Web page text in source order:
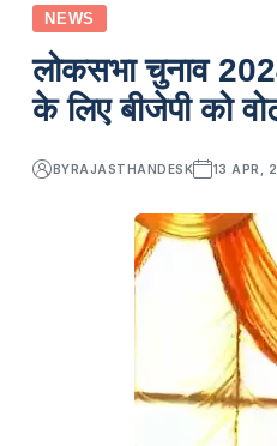
NEWS
लोकसभा चुनाव
के लिए बीजेपी को
BYRAJASTHANDESK 13 APR,